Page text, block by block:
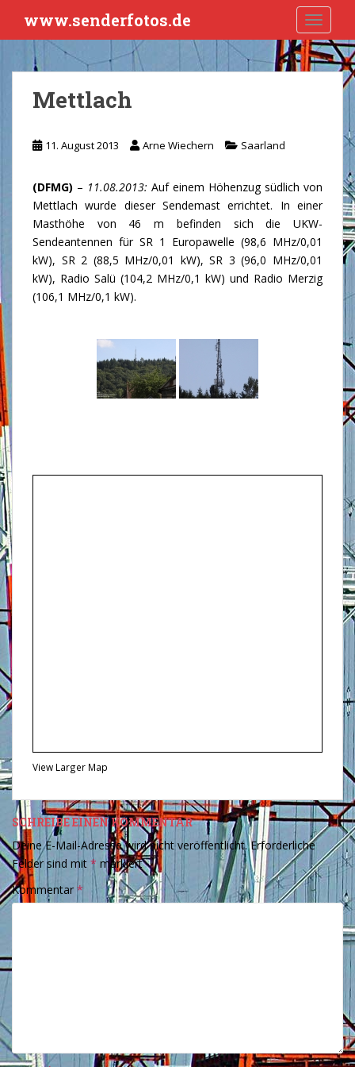
i
t
www.senderfotos.de
Mettlach
11. August 2013 Arne Wiechern Saarland
(DFMG) – 11.08.2013: Auf einem Höhenzug südlich von
Mettlach wurde dieser Sendemast errichtet. In einer
Masthöhe von 46 m befinden sich die UKW-
Sendeantennen für SR 1 Europawelle (98,6 MHz/0,01
kW), SR 2 (88,5 MHz/0,01 kW), SR 3 (96,0 MHz/0,01
kW), Radio Salü (104,2 MHz/0,1 kW) und Radio Merzig
(106,1 MHz/0,1 kW).
View Larger Map
SCHREIBE EINEN KOMMENTAR
Deine E-Mail-Adresse wird nicht veröffentlicht. Erforderliche
Felder sind mit * markiert
Kommentar *